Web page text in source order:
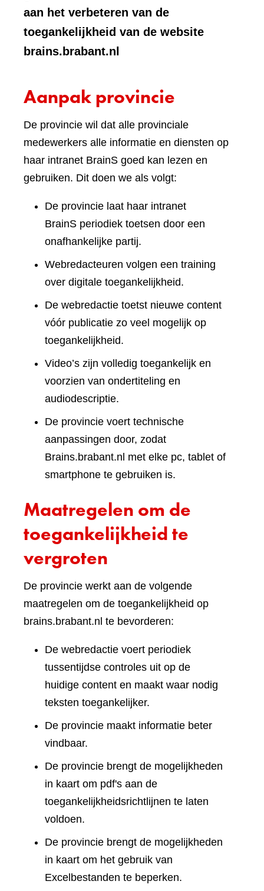
aan het verbeteren van de
toegankelijkheid van de website
brains.brabant.nl
Aanpak provincie
De provincie wil dat alle provinciale
medewerkers alle informatie en diensten op
haar intranet BrainS goed kan lezen en
gebruiken. Dit doen we als volgt:
De provincie laat haar intranet
BrainS periodiek toetsen door een
onafhankelijke partij.
Webredacteuren volgen een training
over digitale toegankelijkheid.
De webredactie toetst nieuwe content
vóór publicatie zo veel mogelijk op
toegankelijkheid.
Video’s zijn volledig toegankelijk en
voorzien van ondertiteling en
audiodescriptie.
De provincie voert technische
aanpassingen door, zodat
Brains.brabant.nl met elke pc, tablet of
smartphone te gebruiken is.
Maatregelen om de
toegankelijkheid te
vergroten
De provincie werkt aan de volgende
maatregelen om de toegankelijkheid op
brains.brabant.nl te bevorderen:
De webredactie voert periodiek
tussentijdse controles uit op de
huidige content en maakt waar nodig
teksten toegankelijker.
De provincie maakt informatie beter
vindbaar.
De provincie brengt de mogelijkheden
in kaart om pdf's aan de
toegankelijkheidsrichtlijnen te laten
voldoen.
De provincie brengt de mogelijkheden
in kaart om het gebruik van
Excelbestanden te beperken.